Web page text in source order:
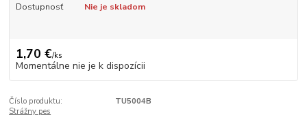
Dostupnosť Nie je skladom
1,70 €/ks
Momentálne nie je k dispozícii
Číslo produktu:
TU5004B
Strážny pes